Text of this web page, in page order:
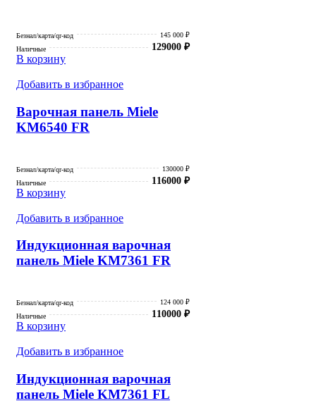
Безнал/карта/qr-код
145 000 ₽
Наличные
129000 ₽
В корзину
Добавить в избранное
Варочная панель Miele
KM6540 FR
Безнал/карта/qr-код
130000 ₽
Наличные
116000 ₽
В корзину
Добавить в избранное
Индукционная варочная
панель Miele KM7361 FR
Безнал/карта/qr-код
124 000 ₽
Наличные
110000 ₽
В корзину
Добавить в избранное
Индукционная варочная
панель Miele KM7361 FL